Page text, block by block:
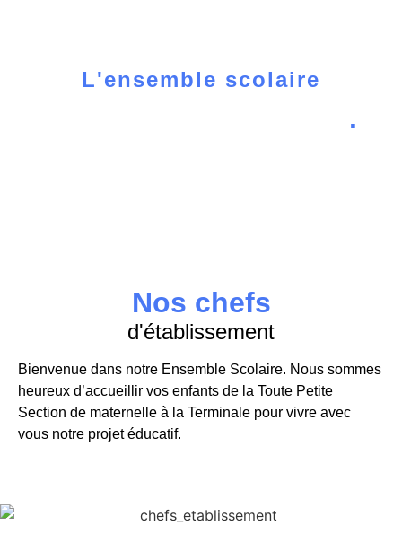
L'ensemble scolaire
.
Nos chefs
d'établissement
Bienvenue dans notre Ensemble Scolaire. Nous sommes
heureux d’accueillir vos enfants de la Toute Petite
Section de maternelle à la Terminale pour vivre avec
vous notre projet éducatif.